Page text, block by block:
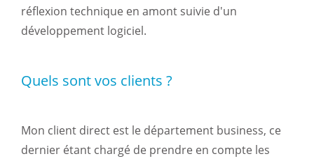
réflexion technique en amont suivie d'un
développement logiciel.
Quels sont vos clients ?
Mon client direct est le département business, ce
dernier étant chargé de prendre en compte les